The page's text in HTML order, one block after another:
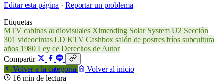
Editar esta página · Reportar un problema
Etiquetas
MTV cabinas audiovisuales Ximending Solar System U2 Sección
301 videocintas LD KTV Cashbox salón de postres fríos subcultura
años 1980 Ley de Derechos de Autor
Compartir
Volver a la categoría
Volver al inicio
16 min de lectura